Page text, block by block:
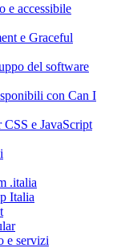
e accessibile
e Graceful
del software
con Can I
CSS e JavaScript
.italia
Italia
e servizi